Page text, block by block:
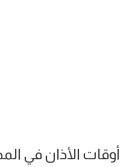
أوقات الأذان في